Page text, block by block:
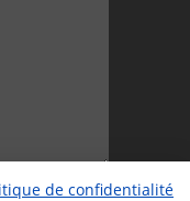
de confidentialité